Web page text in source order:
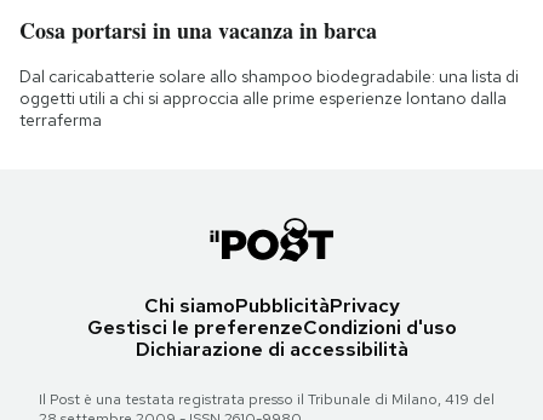
Cosa portarsi in una vacanza in barca
Dal caricabatterie solare allo shampoo biodegradabile: una lista di
oggetti utili a chi si approccia alle prime esperienze lontano dalla
terraferma
Chi siamoPubblicitàPrivacy
Gestisci le preferenzeCondizioni d'uso
Dichiarazione di accessibilità
Il Post è una testata registrata presso il Tribunale di Milano, 419 del